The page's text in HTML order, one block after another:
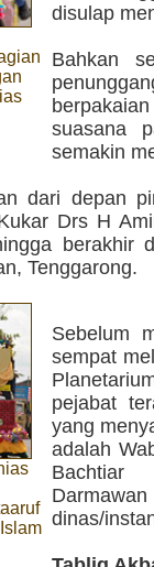
disulap
Bahkan
suasana
semakin
dari depan
Drs H
berakhir
Tenggarong.
Sebelum
sempat
pejabat
yang
adalah
Bachtiar
dinas/